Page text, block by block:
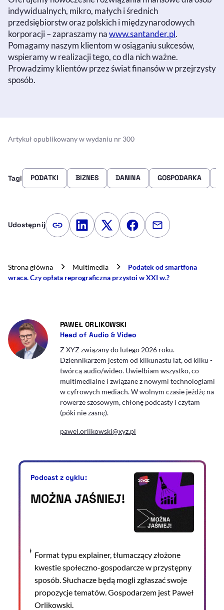
indywidualnych, mikro, małych i średnich
przedsiębiorstw oraz polskich i międzynarodowych
korporacji – zapraszamy nawww.santander.pl.
Pomagamy naszym klientom w osiąganiu sukcesów,
wspieramy w realizacji tego, co dla nich ważne.
Prowadzimy klientów przez świat finansów w przejrzysty
sposób.
Podcast z cyklu:
MOŻNA JAŚNIEJ!
Format typu explainer, tłumaczący złożone
kwestie społeczno-gospodarcze w przystępny
sposób. Słuchacze będą mogli zgłaszać swoje
propozycje tematów. Gospodarzem jest Paweł
Orlikowski.
Artykuł opublikowany w wydaniu nr 300
Tagi PODATKI BIZNES DANINA GOSPODARKA
Udostępnij Kopiuj link artykułu
Udostępnij na LinkedIn
Udostępnij na Twitterze
Udostępnij na
Udostępnij
Strona główna Multimedia
Podatek od smartfona
wraca. Czy opłata reprograficzna przystoi w XXI w.?
PAWEŁ ORLIKOWSKI
Head of Audio & Video
Z XYZ związany do lutego 2026 roku.
Dziennikarzem jestem od kilkunastu lat, od kilku -
twórcą audio/wideo. Uwielbiam wszystko, co
multimedialne i związane z nowymi technologiami
w cyfrowych mediach. W wolnym czasie jeżdżę na
rowerze szosowym, chłonę podcasty i czytam
(póki nie zasnę).
pawel.orlikowski@xyz.pl